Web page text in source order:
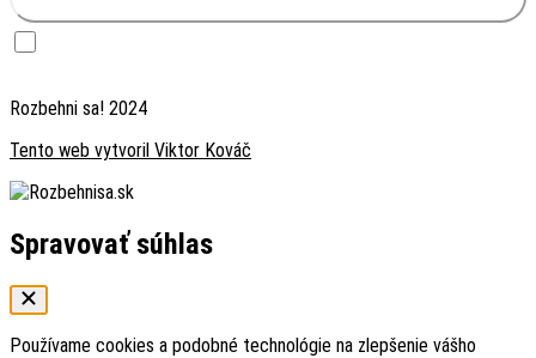
Rozbehni sa! 2024
Tento web vytvoril Viktor Kováč
Spravovať súhlas
Používame cookies a podobné technológie na zlepšenie vášho